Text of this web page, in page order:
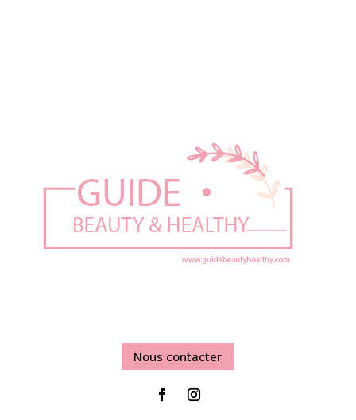
Nous contacter